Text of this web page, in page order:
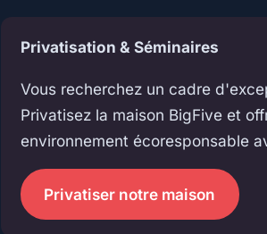
Privatisation & Séminaires
Vous recherchez un cadre
Privatisez la maison BigFive et
environnement écoresponsable
Privatiser notre maison